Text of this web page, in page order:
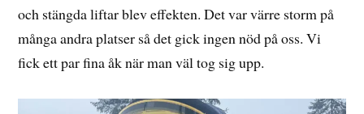
och stängda liftar blev effekten. Det var värre storm på
många andra platser så det gick ingen nöd på oss. Vi
fick ett par fina åk när man väl tog sig upp.